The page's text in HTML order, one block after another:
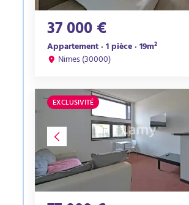
37 000 €
Appartement · 1 pièce · 19m²
Nimes (30000)
EXCLUSIVITÉ